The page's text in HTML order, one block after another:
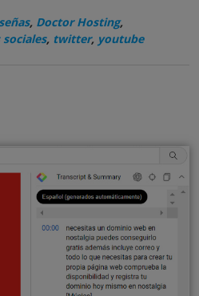
, Doctor Hosting,
sociales, twitter, youtube